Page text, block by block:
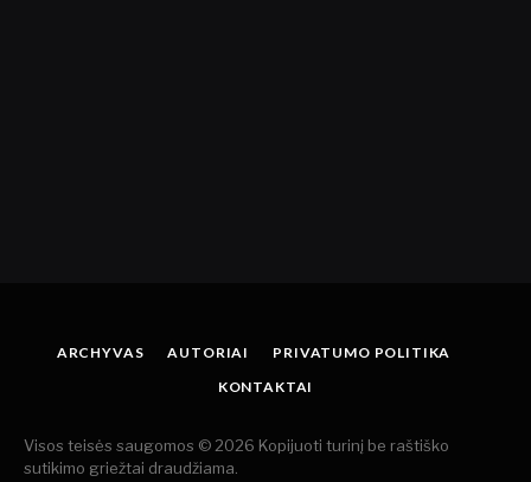
ARCHYVAS AUTORIAI
PRIVATUMO POLITIKA
KONTAKTAI
Visos teisės saugomos © 2026 Kopijuoti turinį be raštiško
sutikimo griežtai draudžiama.